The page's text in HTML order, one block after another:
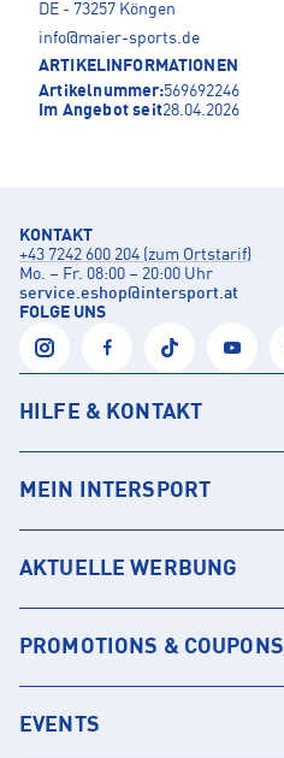
DE - 73257 Köngen
info@maier-sports.de
ARTIKELINFORMATIONEN
Artikelnummer:569692246
Im Angebot seit28.04.2026
KONTAKT
+43 7242 600 204 (zum Ortstarif)
Mo. – Fr. 08:00 – 20:00 Uhr
service.eshop@intersport.at
FOLGE UNS
HILFE & KONTAKT
MEIN INTERSPORT
AKTUELLE WERBUNG
PROMOTIONS & COUPONS
EVENTS